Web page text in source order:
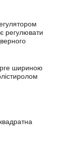
регулювати
шириною